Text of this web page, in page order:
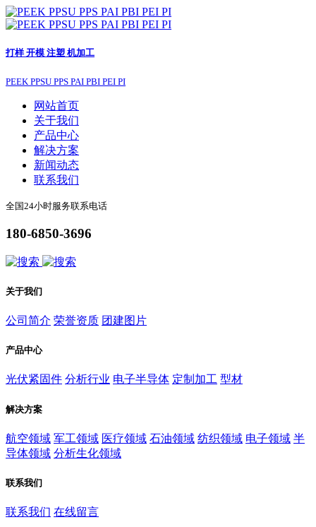
打样 开模 注塑 机加工
PEEK PPSU PPS PAI PBI PEI PI
网站首页
关于我们
产品中心
解决方案
新闻动态
联系我们
全国24小时服务联系电话
180-6850-3696
关于我们
公司简介 荣誉资质 团建图片
产品中心
光伏紧固件 分析行业 电子半导体 定制加工 型材
解决方案
航空领域 军工领域 医疗领域 石油领域 纺织领域 电子领域 半
导体领域 分析生化领域
联系我们
联系我们 在线留言